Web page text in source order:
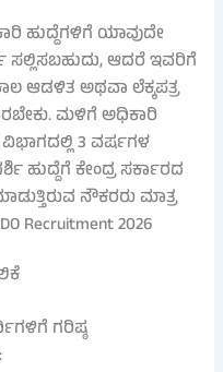
ಹುದ್ದೆಗಳಿಗೆ ಯಾವುದೇ
ಆದರೆ ಇವರಿಗೆ
ಆಡಳಿತ ಅಥವಾ ಲೆಕ್ಕಪತ್ರ
ಮಳಿಗೆ ಅಧಿಕಾರಿ
3 ವರ್ಷಗಳ
ಹುದ್ದೆಗೆ ಕೇಂದ್ರ ಸರ್ಕಾರದ
ನೌಕರರು ಮಾತ್ರ
Recruitment 2026
ಗರಿಷ್ಠ